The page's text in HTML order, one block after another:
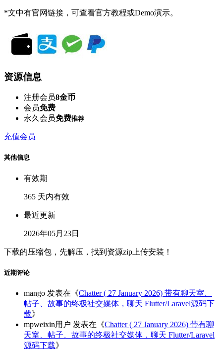
*文中有官网链接，可查看官方教程或Demo演示。
资源信息
注册会员8金币
会员免费
永久会员免费推荐
充值会员
其他信息
有效期
365 天内有效
最近更新
2026年05月23日
下载的压缩包，先解压，找到资源zip上传安装！
近期评论
mango 发表在《Chatter ( 27 January 2026) 带有聊天室、
帖子、故事的终极社交媒体，聊天 Flutter/Laravel源码下
载》
mpweixin用户 发表在《Chatter ( 27 January 2026) 带有聊
天室、帖子、故事的终极社交媒体，聊天 Flutter/Laravel
源码下载》